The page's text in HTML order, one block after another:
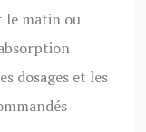
le matin ou
dosages et les